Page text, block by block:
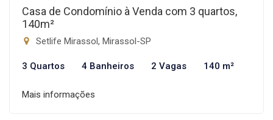
Casa de Condomínio à Venda com 3 quartos,
140m²
Setlife Mirassol, Mirassol-SP
3 Quartos 4 Banheiros 2 Vagas 140 m²
Mais informações